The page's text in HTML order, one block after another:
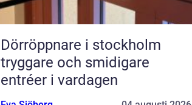
Dörröppnare i stockholm
tryggare och smidigare
entréer i vardagen